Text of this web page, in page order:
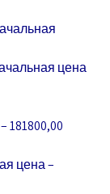
цена
181800,00
цена –